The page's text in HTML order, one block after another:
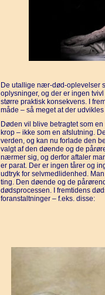
De utallige nær-død-oplevelser
oplysninger, og der er ingen
større praktisk konsekvens. I
måde – så meget at der
Døden vil blive betragtet som
krop – ikke som en afslutning.
verden, og kan nu forlade den
valgt af den døende og de
nærmer sig, og derfor aftaler
er parat. Der er ingen tårer og
udtryk for selvmedlidenhed.
ting. Den døende og de
dødsprocessen. I fremtidens
foranstaltninger – f.eks. disse: